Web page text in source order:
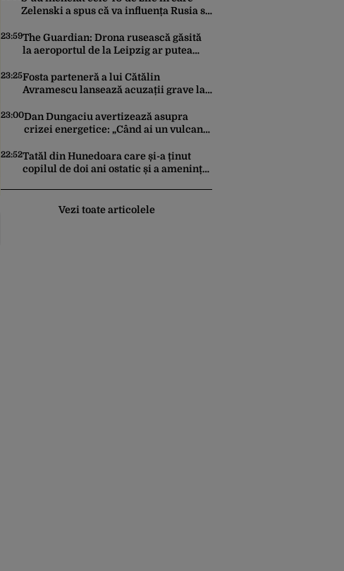
Zelenski a spus că va influența Rusia să
operațiunea Kievului
23:59The Guardian: Drona rusească găsită
la aeroportul de la Leipzig ar putea
tensiunilor NATO-Rusia
23:25Fosta parteneră a lui Cătălin
Avramescu lansează acuzații grave la
sesizat DIICOT: „Făcea baie complet
dezbrăcat cu copiii”. Fostul consilier
23:00Dan Dungaciu avertizează asupra
crizei energetice: „Când ai un vulcan
leucoplast”
22:52Tatăl din Hunedoara care și-a ținut
copilul de doi ani ostatic și a amenințat
Vezi toate articolele